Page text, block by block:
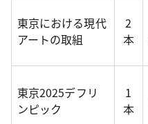
東京における現代
アートの取組
2
本
東京2025デフリ
ンピック
1
本